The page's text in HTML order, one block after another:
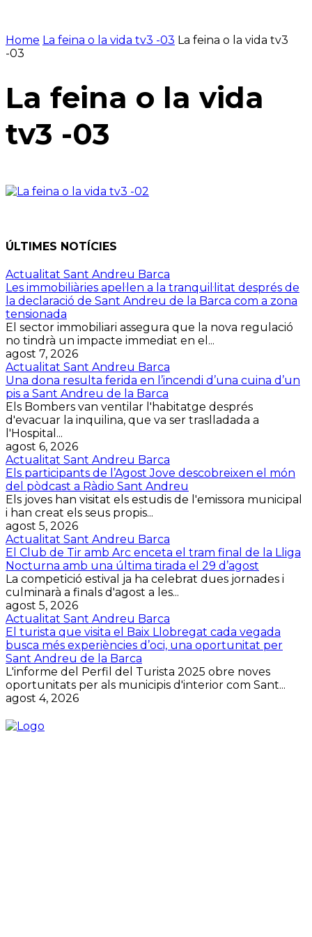
Home La feina o la vida tv3 -03 La feina o la vida tv3
-03
La feina o la vida
tv3 -03
ÚLTIMES NOTÍCIES
Actualitat Sant Andreu Barca
Les immobiliàries apel·len a la tranquil·litat després de
la declaració de Sant Andreu de la Barca com a zona
tensionada
El sector immobiliari assegura que la nova regulació
no tindrà un impacte immediat en el...
agost 7, 2026
Actualitat Sant Andreu Barca
Una dona resulta ferida en l’incendi d’una cuina d’un
pis a Sant Andreu de la Barca
Els Bombers van ventilar l'habitatge després
d'evacuar la inquilina, que va ser traslladada a
l'Hospital...
agost 6, 2026
Actualitat Sant Andreu Barca
Els participants de l’Agost Jove descobreixen el món
del pòdcast a Ràdio Sant Andreu
Els joves han visitat els estudis de l'emissora municipal
i han creat els seus propis...
agost 5, 2026
Actualitat Sant Andreu Barca
El Club de Tir amb Arc enceta el tram final de la Lliga
Nocturna amb una última tirada el 29 d’agost
La competició estival ja ha celebrat dues jornades i
culminarà a finals d'agost a les...
agost 5, 2026
Actualitat Sant Andreu Barca
El turista que visita el Baix Llobregat cada vegada
busca més experiències d’oci, una oportunitat per
Sant Andreu de la Barca
L'informe del Perfil del Turista 2025 obre noves
oportunitats per als municipis d'interior com Sant...
agost 4, 2026